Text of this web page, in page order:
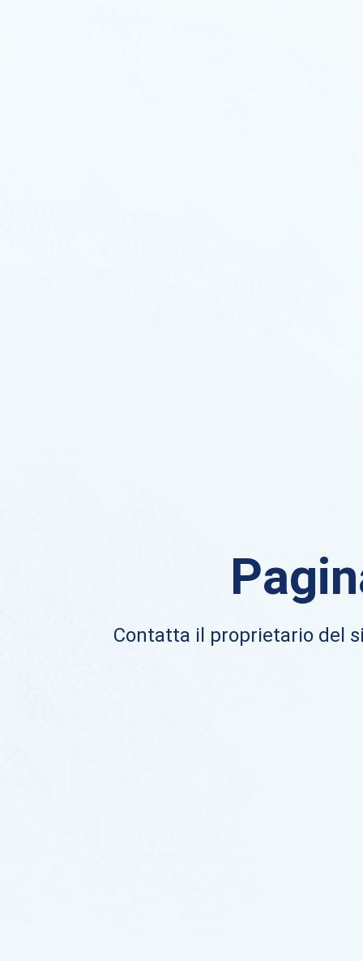
Contatta il proprietario del